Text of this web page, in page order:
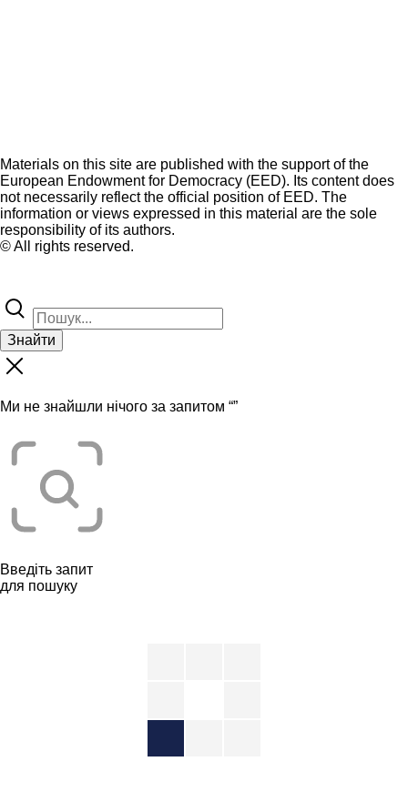
Materials on this site are published with the support of the
European Endowment for Democracy (EED). Its content does
not necessarily reflect the official position of EED. The
information or views expressed in this material are the sole
responsibility of its authors.
© All rights reserved.
Знайти
Ми не знайшли нічого за запитом “”
Введіть запит
для пошуку